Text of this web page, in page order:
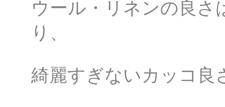
ウール・リネンの良
り、
綺麗すぎないカッコ良